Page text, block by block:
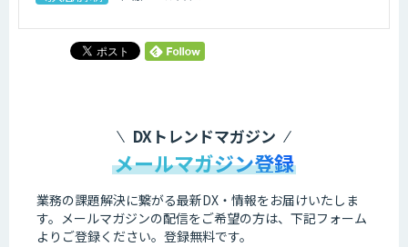
DXトレンドマガジン
メールマガジン登録
業務の課題解決に繋がる最新DX・情報をお届けいたしま
す。 メールマガジンの配信をご希望の方は、下記フォーム
よりご登録ください。登録無料です。